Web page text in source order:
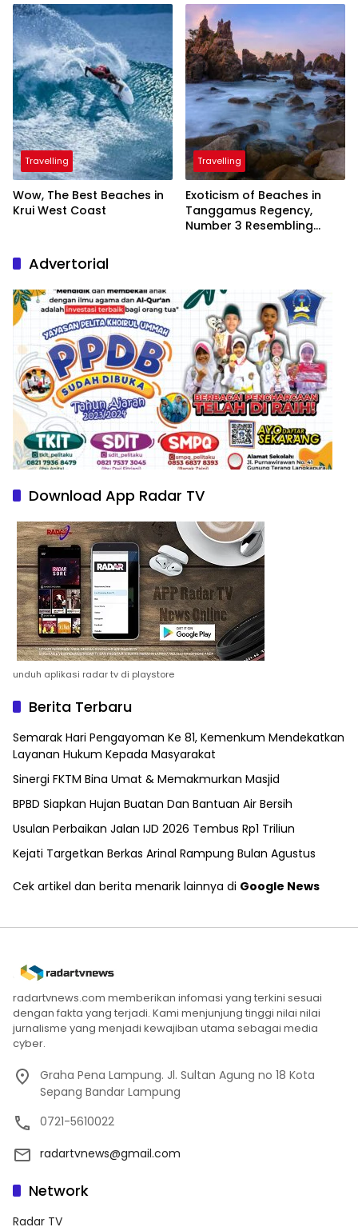
President
Travelling
Wow, The Best Beaches in
Krui West Coast
Travelling
Exoticism of Beaches in
Tanggamus Regency,
Number 3 Resembling
Advertorial
Download App Radar TV
unduh aplikasi radar tv di playstore
Berita Terbaru
Semarak Hari Pengayoman Ke 81, Kemenkum Mendekatkan
Layanan Hukum Kepada Masyarakat
Sinergi FKTM Bina Umat & Memakmurkan Masjid
BPBD Siapkan Hujan Buatan Dan Bantuan Air Bersih
Usulan Perbaikan Jalan IJD 2026 Tembus Rp1 Triliun
Kejati Targetkan Berkas Arinal Rampung Bulan Agustus
Cek artikel dan berita menarik lainnya di Google News
radartvnews.com memberikan infomasi yang terkini sesuai
dengan fakta yang terjadi. Kami menjunjung tinggi nilai nilai
jurnalisme yang menjadi kewajiban utama sebagai media
cyber.
Graha Pena Lampung. Jl. Sultan Agung no 18 Kota
Sepang Bandar Lampung
0721-5610022
radartvnews@gmail.com
Network
Radar TV